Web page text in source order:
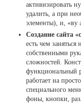
активизировать
удалить, а при
элементы), и, «ву
Создание сайта
есть чем
собственными
сложностей.
функциональный
работает на
специального
фоны, кнопки,